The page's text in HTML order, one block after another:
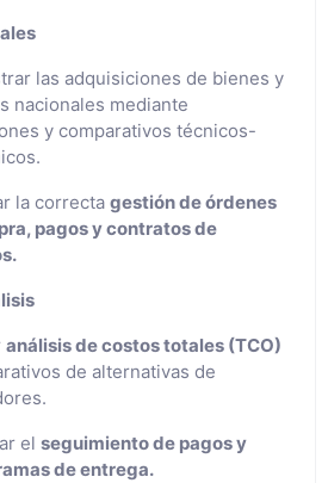
las adquisiciones de bienes y
nacionales mediante
y comparativos técnicos-
la correcta gestión de órdenes
pagos y contratos de
análisis de costos totales (TCO)
de alternativas de
el seguimiento de pagos y
de entrega.